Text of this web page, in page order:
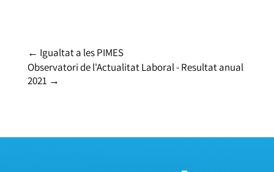
← Igualtat a les PIMES
Observatori de l'Actualitat Laboral - Resultat anual
2021 →